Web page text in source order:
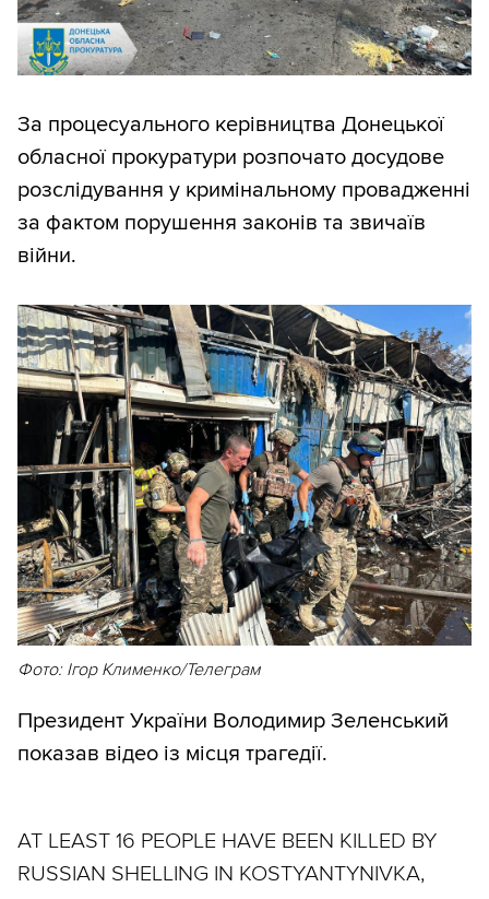
За процесуального керівництва Донецької
обласної прокуратури розпочато досудове
розслідування у кримінальному провадженні
за фактом порушення законів та звичаїв
війни.
Фото: Ігор Клименко/Телеграм
Президент України Володимир Зеленський
показав відео із місця трагедії.
AT LEAST 16 PEOPLE HAVE BEEN KILLED BY
RUSSIAN SHELLING IN KOSTYANTYNIVKA,